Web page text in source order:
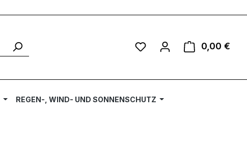
Du hast 0 Produkte auf
0,00 €
REGEN-, WIND- UND SONNENSCHUTZ